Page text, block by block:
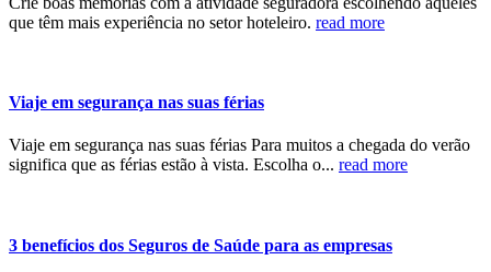
que têm mais experiência no setor hoteleiro. read more
Viaje em segurança nas suas férias
Viaje em segurança nas suas férias Para muitos a chegada do verão
significa que as férias estão à vista. Escolha o... read more
3 benefícios dos Seguros de Saúde para as empresas